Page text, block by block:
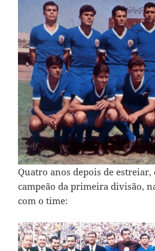
Quatro anos depois de estreiar,
campeão da primeira divisão,
com o time: